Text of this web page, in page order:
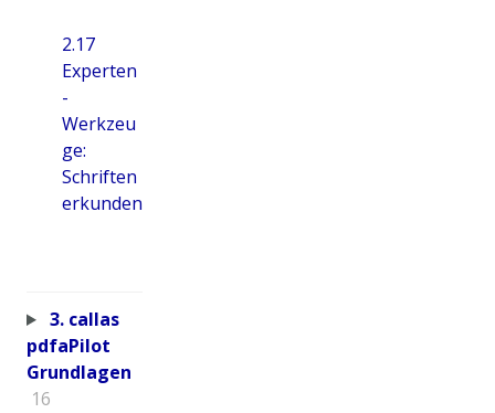
2.17
Experten
-
Werkzeu
ge:
Schriften
erkunden
3. callas
pdfaPilot
Grundlagen
16